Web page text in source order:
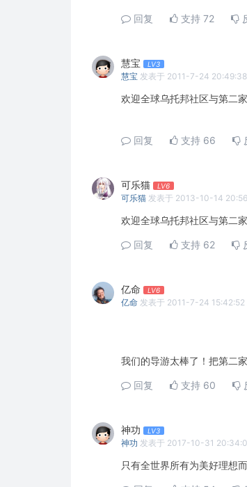
回复 支持 72
慧宝 LV3
慧宝 发表于 2011-7-24 20:49:38
欢迎全球乌托邦社区与第二
回复 支持 66
可乐猫 LV6
可乐猫 发表于 2013-10-14
欢迎全球乌托邦社区与第二
回复 支持 62
亿命 LV6
亿命 发表于 2011-7-24 15:42:52
我们的导游太棒了！把第二
回复 支持 60
神功 LV3
神功 发表于 2017-10-31
只有全世界所有为美好理想